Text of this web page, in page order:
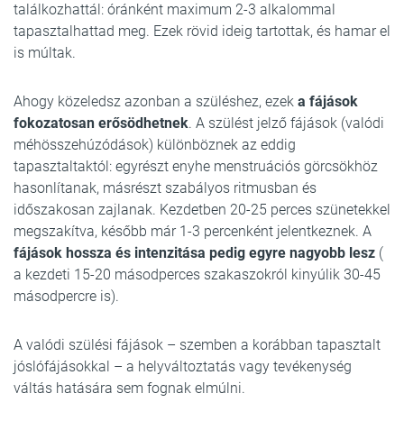
találkozhattál: óránként maximum 2-3 alkalommal
tapasztalhattad meg. Ezek rövid ideig tartottak, és hamar el
is múltak.
Ahogy közeledsz azonban a szüléshez, ezek a fájások
fokozatosan erősödhetnek. A szülést jelző fájások (valódi
méhösszehúzódások) különböznek az eddig
tapasztaltaktól: egyrészt enyhe menstruációs görcsökhöz
hasonlítanak, másrészt szabályos ritmusban és
időszakosan zajlanak. Kezdetben 20-25 perces szünetekkel
megszakítva, később már 1-3 percenként jelentkeznek. A
fájások hossza és intenzitása pedig egyre nagyobb lesz (
a kezdeti 15-20 másodperces szakaszokról kinyúlik 30-45
másodpercre is).
A valódi szülési fájások – szemben a korábban tapasztalt
jóslófájásokkal – a helyváltoztatás vagy tevékenység
váltás hatására sem fognak elmúlni.